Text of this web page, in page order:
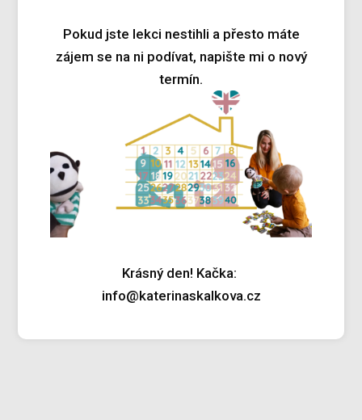
Pokud jste lekci nestihli a přesto máte
zájem se na ni podívat, napište mi o nový
termín.
Krásný den! Kačka:
info@katerinaskalkova.cz